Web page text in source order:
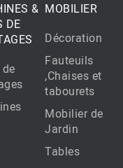
&
DE
MOBILIER
Décoration
Fauteuils
,Chaises et
tabourets
Mobilier de
Jardin
Tables